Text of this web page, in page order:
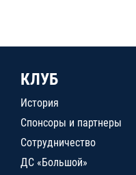
КЛУБ
История
Спонсоры и партнеры
Сотрудничество
ДС «Большой»